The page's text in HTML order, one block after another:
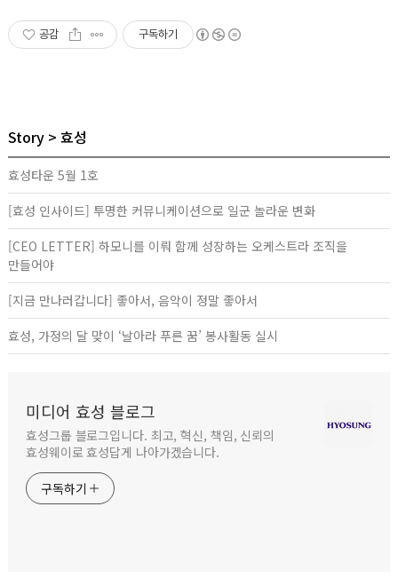
공감 구독하기
Story 효성
효성타운 5월 1호
[효성 인사이드] 투명한 커뮤니케이션으로 일군 놀라운 변화
[CEO LETTER] 하모니를 이뤄 함께 성장하는 오케스트라 조직을
만들어야
[지금 만나러갑니다] 좋아서, 음악이 정말 좋아서
효성, 가정의 달 맞이 ‘날아라 푸른 꿈’ 봉사활동 실시
미디어 효성 블로그
효성그룹 블로그입니다. 최고, 혁신, 책임, 신뢰의
효성웨이로 효성답게 나아가겠습니다.
구독하기